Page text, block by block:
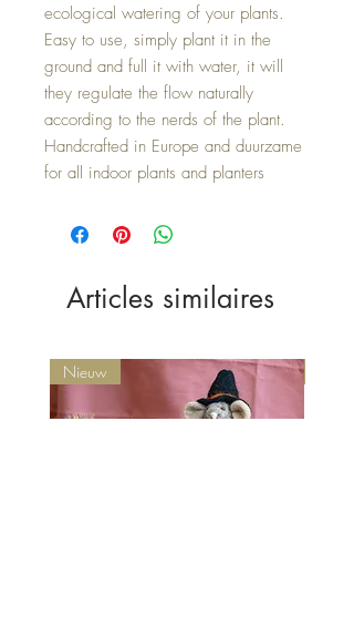
ecological watering of your plants.
Easy to use, simply plant it in the
ground and full it with water, it will
they regulate the flow naturally
according to the nerds of the plant.
Handcrafted in Europe and duurzame
for all indoor plants and planters
Articles similaires
Nieuw